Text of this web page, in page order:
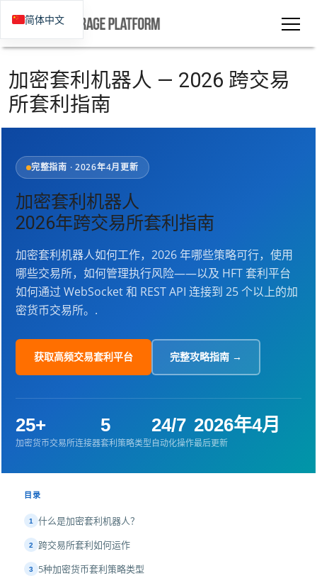
加密套利机器人 — 2026 跨交易
所套利指南
完整指南 · 2026年4月更新
加密套利机器人
2026年跨交易所套利指南
加密套利机器人如何工作，2026 年哪些策略可行，使用
哪些交易所，如何管理执行风险——以及 HFT 套利平台
如何通过 WebSocket 和 REST API 连接到 25 个以上的加
密货币交易所。.
获取高频交易套利平台 完整攻略指南 →
25+
加密货币交易所连接器
5
套利策略类型
24/7
自动化操作
2026年4月
最后更新
目录
1 什么是加密套利机器人？
2 跨交易所套利如何运作
3 5种加密货币套利策略类型
简体中文